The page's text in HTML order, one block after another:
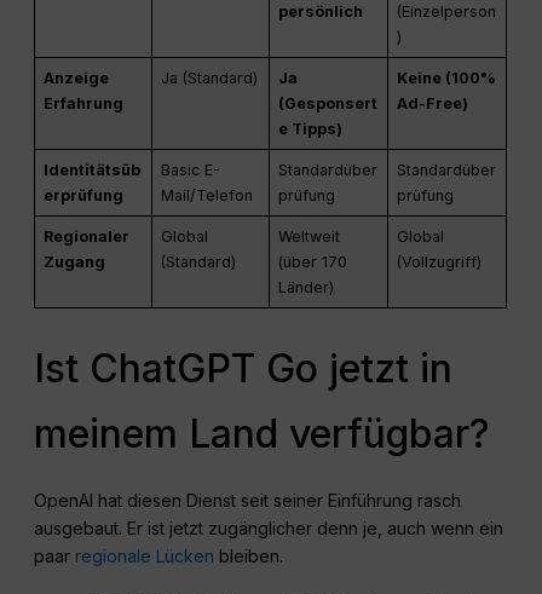
persönlich
(Einzelperson
)
Anzeige
Erfahrung
Ja (Standard)
Ja
(Gesponsert
e Tipps)
Keine (100%
Ad-Free)
Identitätsüb
erprüfung
Basic E-
Mail/Telefon
Standardüber
prüfung
Standardüber
prüfung
Regionaler
Zugang
Global
(Standard)
Weltweit
(über 170
Länder)
Global
(Vollzugriff)
Ist ChatGPT Go jetzt in
meinem Land verfügbar?
OpenAI hat diesen Dienst seit seiner Einführung rasch
ausgebaut. Er ist jetzt zugänglicher denn je, auch wenn ein
paar regionale Lücken bleiben.